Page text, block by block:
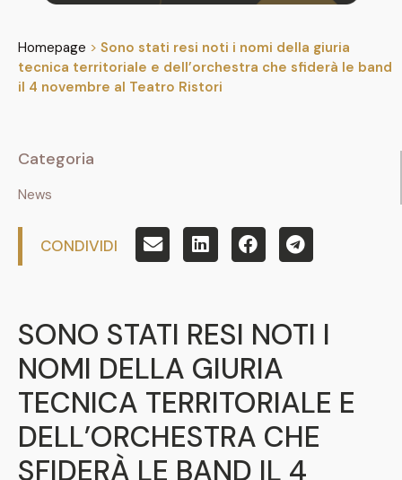
Homepage > Sono stati resi noti i nomi della giuria
tecnica territoriale e dell’orchestra che sfiderà le band
il 4 novembre al Teatro Ristori
Categoria
News
CONDIVIDI
SONO STATI RESI NOTI I
NOMI DELLA GIURIA
TECNICA TERRITORIALE E
DELL’ORCHESTRA CHE
SFIDERÀ LE BAND IL 4